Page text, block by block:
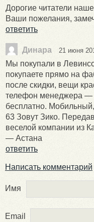
Дорогие читатели
Ваши пожелания,
ответить
Динара 21 июня
Мы покупали в
покупаете прямо на
после скидки, вещи
телефон менеджера —
бесплатно.
63 Зовут Зико.
веселой компании из
— Астана
ответить
Написать комментарий
Имя
Email